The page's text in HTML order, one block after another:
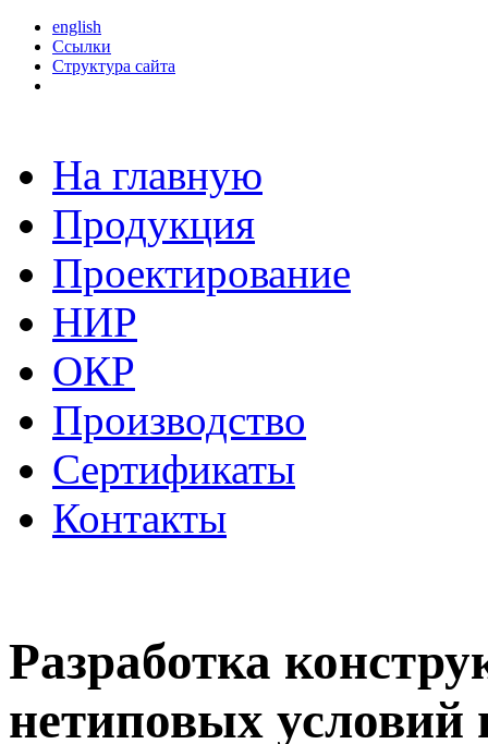
english
Ссылки
Структура сайта
На главную
Продукция
Проектирование
НИР
ОКР
Производство
Сертификаты
Контакты
Разработка
нетиповых условий